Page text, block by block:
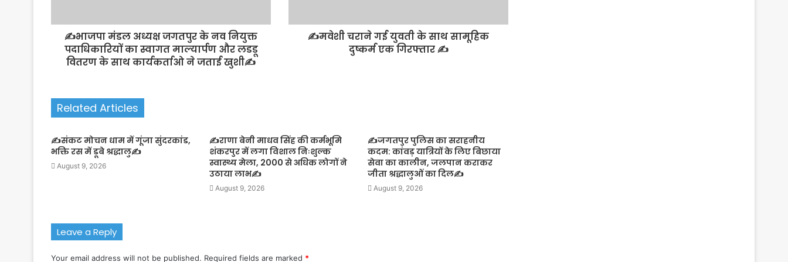
✍️भाजपा मंडल अध्यक्ष जगतपुर के नव नियुक्त
पदाधिकारियों का स्वागत माल्यार्पण और लडडू
वितरण के साथ कार्यकर्ताओ ने जताई खुशी✍️
✍️मवेशी चराने गई युवती के साथ सामूहिक
दुष्कर्म एक गिरफ्तार ✍️
Related Articles
✍️संकट मोचन धाम में गूंजा सुंदरकांड,
भक्ति रस में डूबे श्रद्धालु✍️
August 9, 2026
✍️राणा बेनी माधव सिंह की कर्मभूमि
शंकरपुर में लगा विशाल निःशुल्क
स्वास्थ्य मेला, 2000 से अधिक लोगों ने
उठाया लाभ✍️
August 9, 2026
✍️जगतपुर पुलिस का सराहनीय
कदम: कांवड़ यात्रियों के लिए बिछाया
सेवा का कालीन, जलपान कराकर
जीता श्रद्धालुओं का दिल✍️
August 9, 2026
Leave a Reply
Your email address will not be published. Required fields are marked *